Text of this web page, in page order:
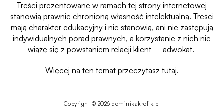
Treści prezentowane w ramach tej strony internetowej
stanowią prawnie chronioną własność intelektualną. Treści
mają charakter edukacyjny i nie stanowią, ani nie zastępują
indywidualnych porad prawnych, a korzystanie z nich nie
wiążę się z powstaniem relacji klient – adwokat.
Więcej na ten temat przeczytasz tutaj.
Copyright © 2026 dominikakrolik.pl